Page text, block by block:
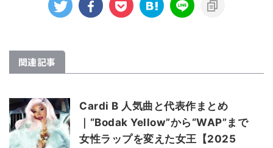
関連記事
Cardi B 人気曲と代表作まとめ
｜“Bodak Yellow”から“WAP”まで
女性ラップを変えた女王【2025